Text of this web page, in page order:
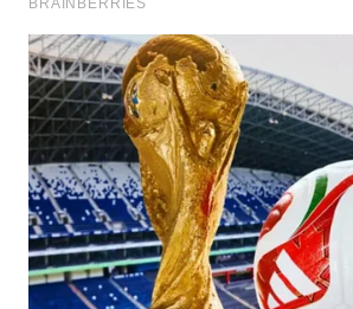
WN
SUBANG
WN
SUKABUMI
WN
PURWAKARTA